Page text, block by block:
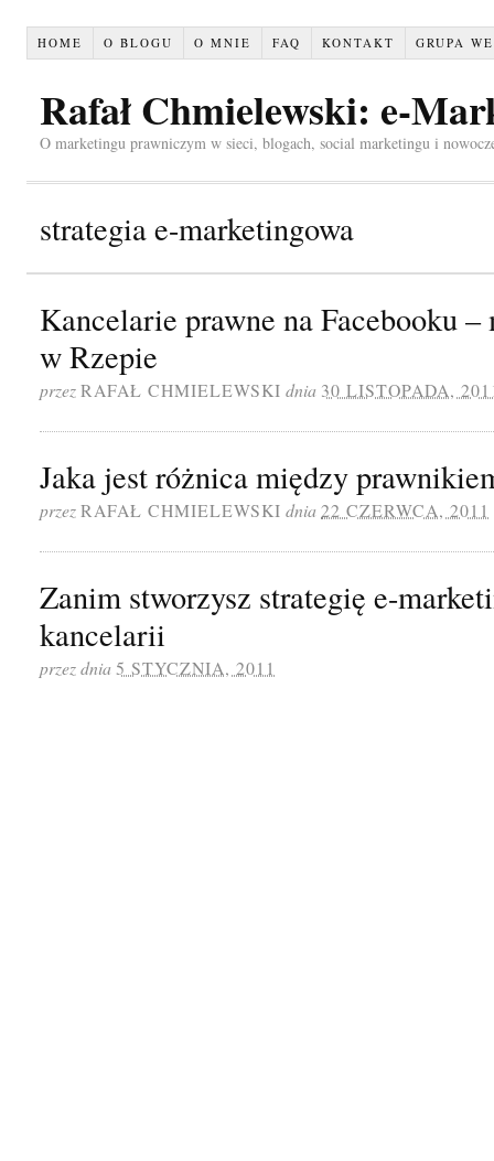
HOME O BLOGU O MNIE FAQ KONTAKT GRUPA
Rafał Chmielewski: e-
O marketingu prawniczym w sieci, blogach, social marketingu i
strategia e-marketingowa
Kancelarie prawne na Facebooku
w Rzepie
przezRAFAŁ CHMIELEWSKI dnia 30 LISTOPADA,
Jaka jest różnica między
przezRAFAŁ CHMIELEWSKI dnia22 CZERWCA, 2011
Zanim stworzysz strategię e-
kancelarii
przezdnia 5 STYCZNIA, 2011